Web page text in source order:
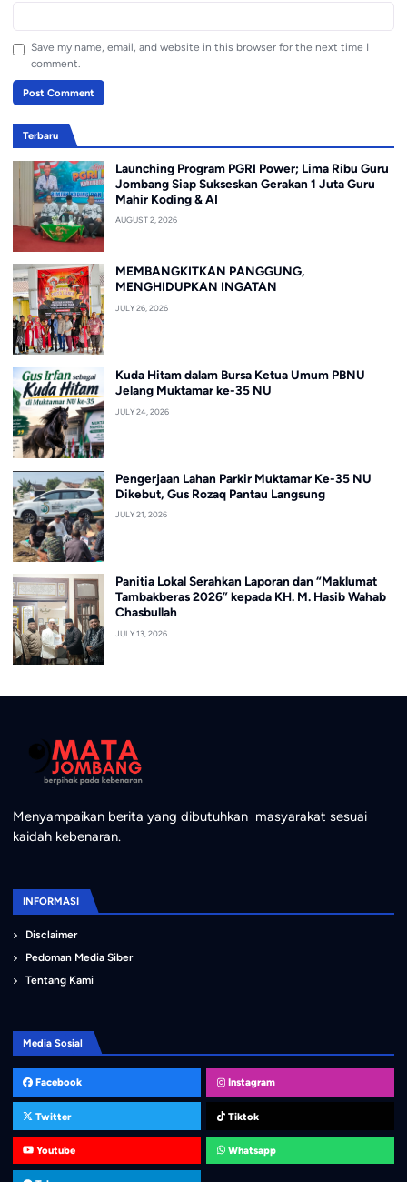
Save my name, email, and website in this browser for the next time I
comment.
Terbaru
Launching Program PGRI Power; Lima Ribu Guru
Jombang Siap Sukseskan Gerakan 1 Juta Guru
Mahir Koding & AI
AUGUST 2, 2026
MEMBANGKITKAN PANGGUNG,
MENGHIDUPKAN INGATAN
JULY 26, 2026
Kuda Hitam dalam Bursa Ketua Umum PBNU
Jelang Muktamar ke-35 NU
JULY 24, 2026
Pengerjaan Lahan Parkir Muktamar Ke-35 NU
Dikebut, Gus Rozaq Pantau Langsung
JULY 21, 2026
Panitia Lokal Serahkan Laporan dan “Maklumat
Tambakberas 2026” kepada KH. M. Hasib Wahab
Chasbullah
JULY 13, 2026
Menyampaikan berita yang dibutuhkan masyarakat sesuai
kaidah kebenaran.
INFORMASI
Disclaimer
Pedoman Media Siber
Tentang Kami
Media Sosial
Facebook Instagram
Twitter Tiktok
Youtube Whatsapp